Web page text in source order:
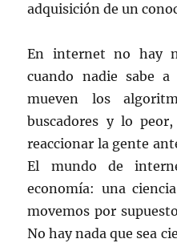
adquisición de un
En internet no hay
cuando nadie sabe
mueven los
buscadores y lo
reaccionar la gente
El mundo de
economía: una
movemos por
No hay nada que sea